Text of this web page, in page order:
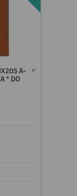
A-
* DO